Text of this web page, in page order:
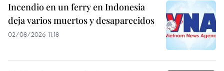
Incendio en un ferry en Indonesia
deja varios muertos y desaparecidos
02/08/2026 11:18